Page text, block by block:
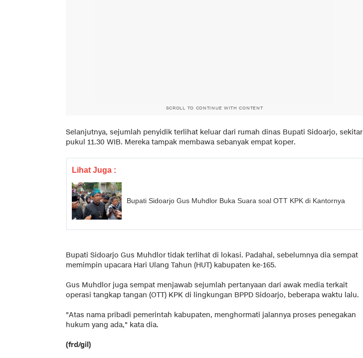
SCROLL TO CONTINUE WITH CONTENT
Selanjutnya, sejumlah penyidik terlihat keluar dari rumah dinas Bupati Sidoarjo, sekitar
pukul 11.30 WIB. Mereka tampak membawa sebanyak empat koper.
Lihat Juga :
Bupati Sidoarjo Gus Muhdlor Buka Suara soal OTT KPK di Kantornya
Bupati Sidoarjo Gus Muhdlor tidak terlihat di lokasi. Padahal, sebelumnya dia sempat
memimpin upacara Hari Ulang Tahun (HUT) kabupaten ke-165.
Gus Muhdlor juga sempat menjawab sejumlah pertanyaan dari awak media terkait
operasi tangkap tangan (OTT) KPK di lingkungan BPPD Sidoarjo, beberapa waktu lalu.
"Atas nama pribadi pemerintah kabupaten, menghormati jalannya proses penegakan
hukum yang ada," kata dia.
(frd/gil)